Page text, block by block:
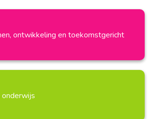
ontwikkeling en toekomstgericht
onderwijs